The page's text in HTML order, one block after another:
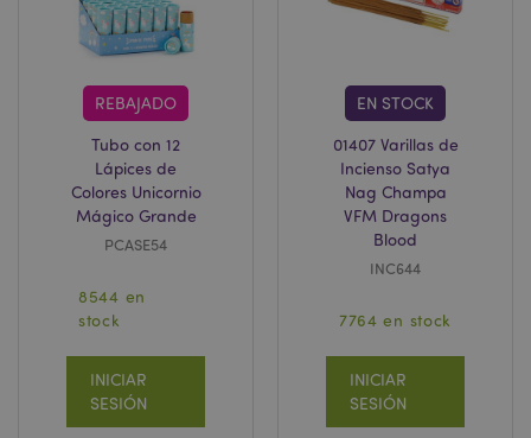
REBAJADO
Tubo con 12
Lápices de
Colores Unicornio
Mágico Grande
PCASE54
8544 en
stock
INICIAR
SESIÓN
EN STOCK
01407 Varillas de
Incienso Satya
Nag Champa
VFM Dragons
Blood
INC644
7764 en stock
INICIAR
SESIÓN